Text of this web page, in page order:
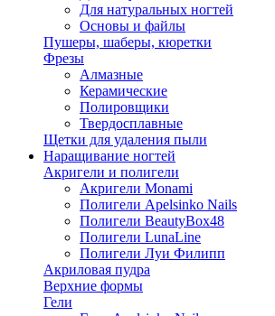
Для натуральных ногтей
Основы и файлы
Пушеры, шаберы, кюретки
Фрезы
Алмазные
Керамические
Полировщики
Твердосплавные
Щетки для удаления пыли
Наращивание ногтей
Акригели и полигели
Акригели Monami
Полигели Apelsinko Nails
Полигели BeautyBox48
Полигели LunaLine
Полигели Луи Филипп
Акриловая пудра
Верхние формы
Гели